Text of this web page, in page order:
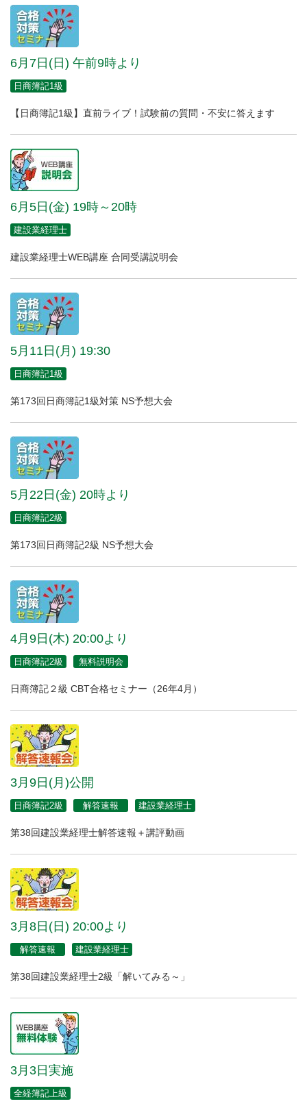
6月7日(日) 午前9時より
日商簿記1級
【日商簿記1級】直前ライブ！試験前の質問・不安に答えます
6月5日(金) 19時～20時
建設業経理士
建設業経理士WEB講座 合同受講説明会
5月11日(月) 19:30
日商簿記1級
第173回日商簿記1級対策 NS予想大会
5月22日(金) 20時より
日商簿記2級
第173回日商簿記2級 NS予想大会
4月9日(木) 20:00より
日商簿記2級 無料説明会
日商簿記２級 CBT合格セミナー（26年4月）
3月9日(月)公開
日商簿記2級 解答速報 建設業経理士
第38回建設業経理士解答速報＋講評動画
3月8日(日) 20:00より
解答速報 建設業経理士
第38回建設業経理士2級「解いてみる～」
3月3日実施
全経簿記上級